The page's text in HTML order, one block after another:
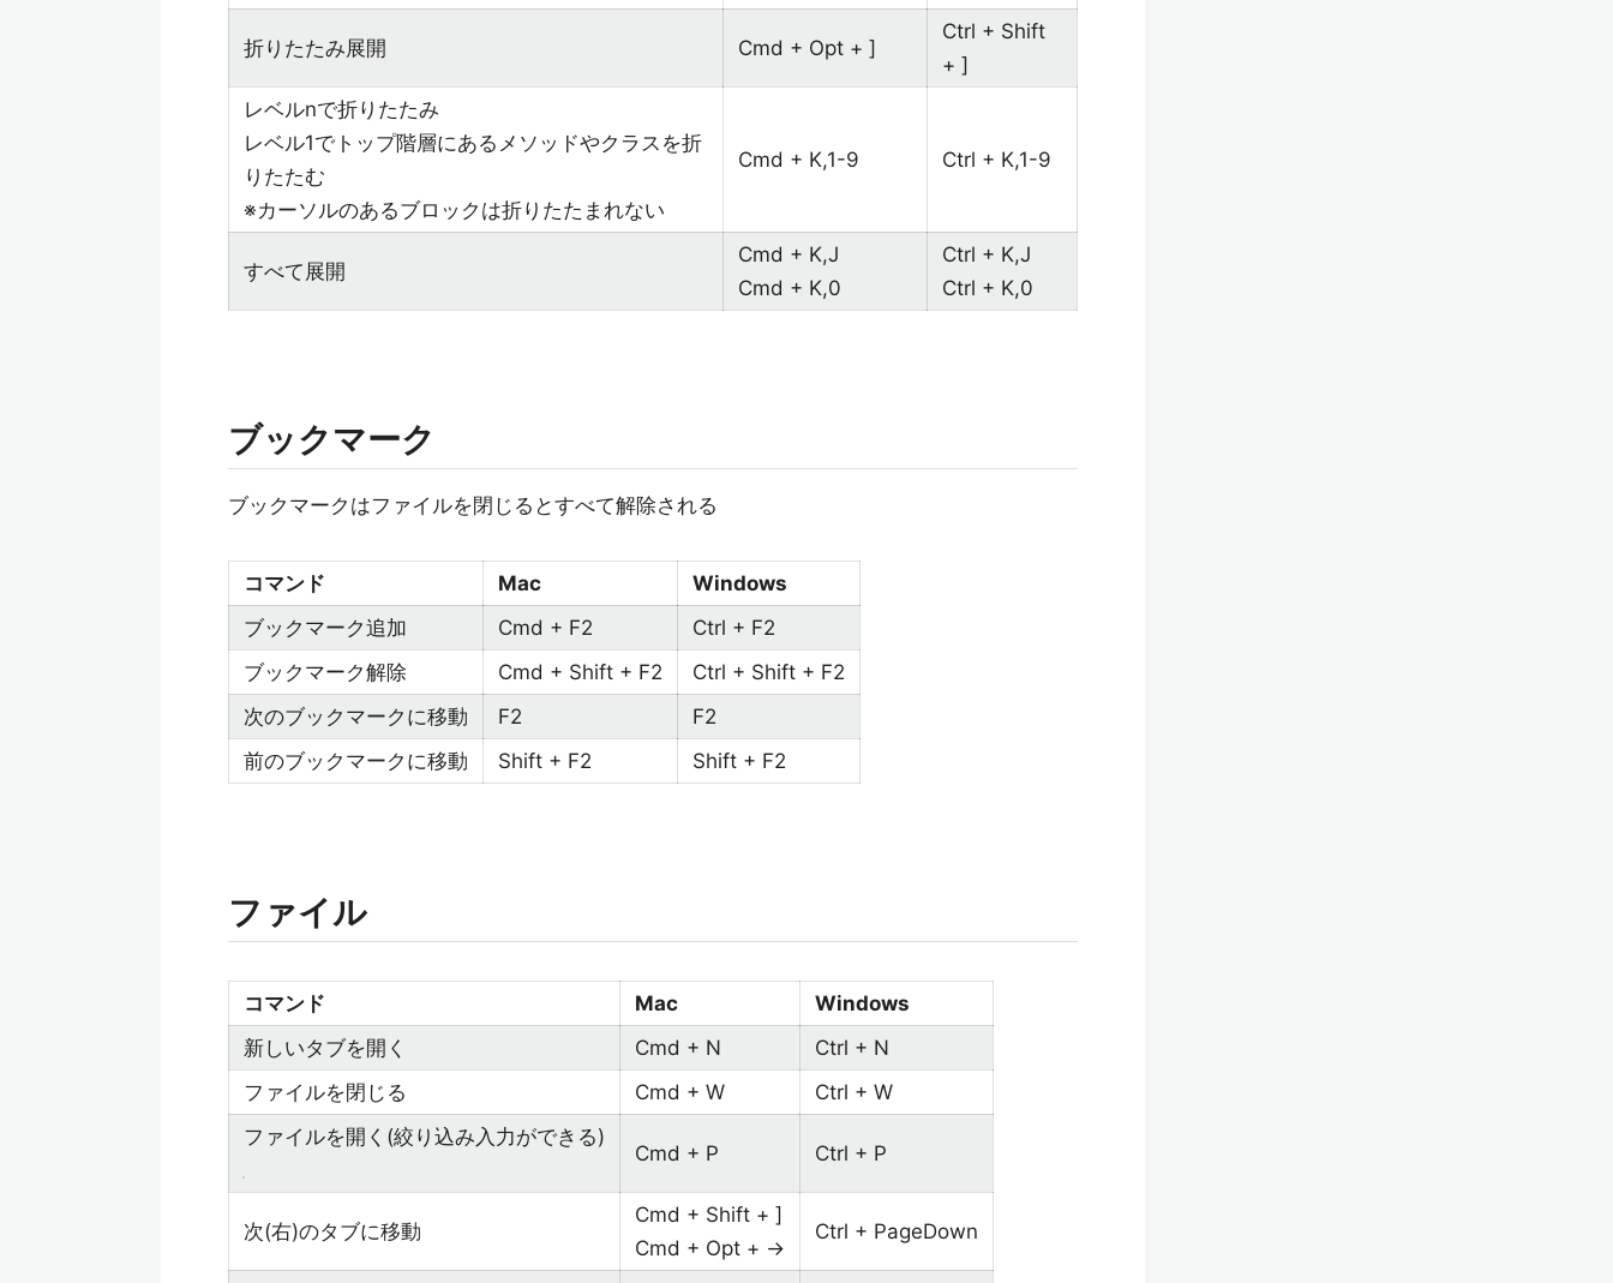
折りたたみ展開 Cmd + Opt + ]
Ctrl + Shift
+ ]
レベルnで折りたたみ
レベル1でトップ階層にあるメソッドやクラスを折
りたたむ
※カーソルのあるブロックは折りたたまれない
Cmd + K,1-9 Ctrl + K,1-9
すべて展開
Cmd + K,J
Cmd + K,0
Ctrl + K,J
Ctrl + K,0
ブックマーク
ブックマークはファイルを閉じるとすべて解除される
コマンド Mac
Windows
ブックマーク追加
Cmd + F2
Ctrl + F2
ブックマーク解除
Cmd + Shift + F2
Ctrl + Shift + F2
次のブックマークに移動
F2
F2
前のブックマークに移動
Shift + F2 Shift + F2
ファイル
コマンド Mac
Windows
新しいタブを開く
Cmd + N
Ctrl + N
ファイルを閉じる
Cmd + W
Ctrl + W
ファイルを開く(絞り込み入力ができる)
Cmd + P Ctrl + P
次(右)のタブに移動
Cmd + Shift + ]
Cmd + Opt + →
Ctrl + PageDown